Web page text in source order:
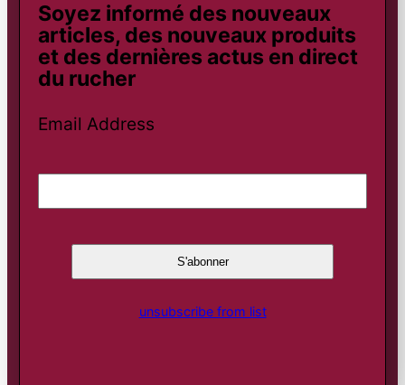
Soyez informé des nouveaux
articles, des nouveaux produits
et des dernières actus en direct
du rucher
Email Address
unsubscribe from list